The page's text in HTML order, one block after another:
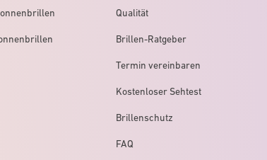
Qualität
Brillen-Ratgeber
Termin vereinbaren
Kostenloser Sehtest
Brillenschutz
FAQ